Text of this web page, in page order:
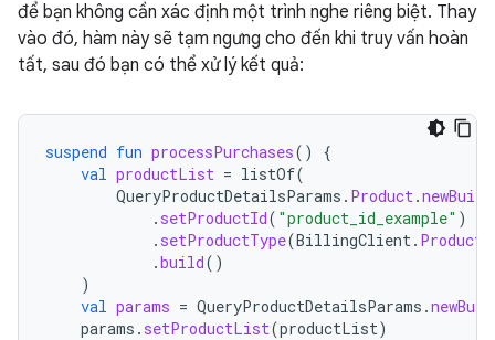
để bạn không cần xác định một trình nghe riêng biệt. Thay
vào đó, hàm này sẽ tạm ngưng cho đến khi truy vấn hoàn
tất, sau đó bạn có thể xử lý kết quả:
suspend fun processPurchases()
{
val productList = listOf(
QueryProductDetailsParams . Product.
. setProductId( "product_id_example" )
. setProductType(BillingClient.
.build()
)
val params = QueryProductDetailsParams .
params . setProductList(productList)